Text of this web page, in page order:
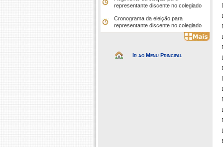
representante discente no colegiado
Cronograma da eleição para
representante discente no colegiado
Ir ao Menu Principal